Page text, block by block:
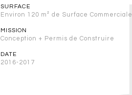
SURFACE
Environ 120 m² de Surface Commerciale
MISSION
Conception + Permis de Construire
DATE
2016-2017